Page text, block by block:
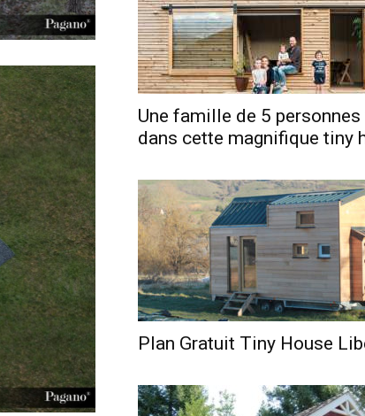
Une famille de 5
dans cette magnifique tiny
Plan Gratuit Tiny House